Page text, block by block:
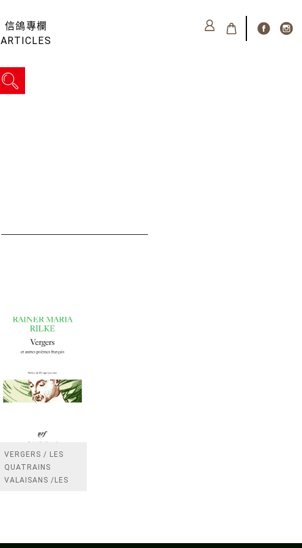
信鴿專欄
ARTICLES
VERGERS / LES
QUATRAINS
VALAISANS /LES